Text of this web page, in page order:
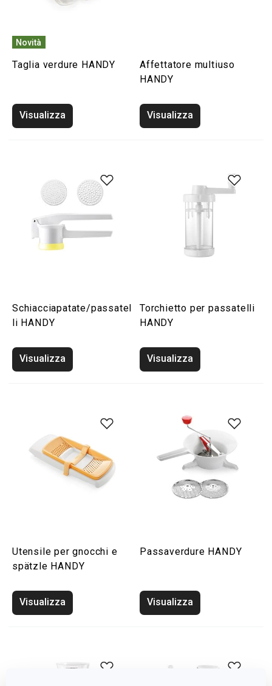
Novità
Taglia verdure HANDY
Visualizza
Affettatore multiuso
HANDY
Visualizza
Schiacciapatate/passatel
li HANDY
Visualizza
Torchietto per passatelli
HANDY
Visualizza
Utensile per gnocchi e
spätzle HANDY
Visualizza
Passaverdure HANDY
Visualizza